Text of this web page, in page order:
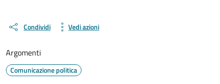
Condividi Vedi azioni
Argomenti
Comunicazione politica